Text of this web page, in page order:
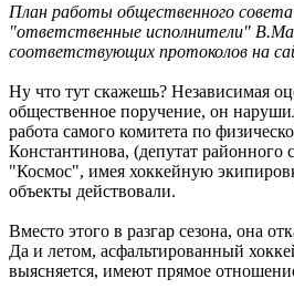
План работы общественного
"ответственные исполнители"
соответствующих протоколов на
Ну что тут скажешь? Независимая
общественное поручение, он
работа самого комитета по
Константинова, (депутат
"Космос", имея хоккейную
объекты действовали.
Вместо этого в разгар сезона, она
Да и летом, асфальтированный
выясняется, имеют прямое